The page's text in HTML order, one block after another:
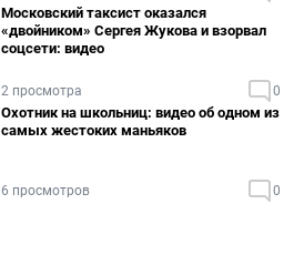
Московский таксист оказался
«двойником» Сергея Жукова и взорвал
соцсети: видео
2 просмотра 0
Охотник на школьниц: видео об одном из
самых жестоких маньяков
6 просмотров 0